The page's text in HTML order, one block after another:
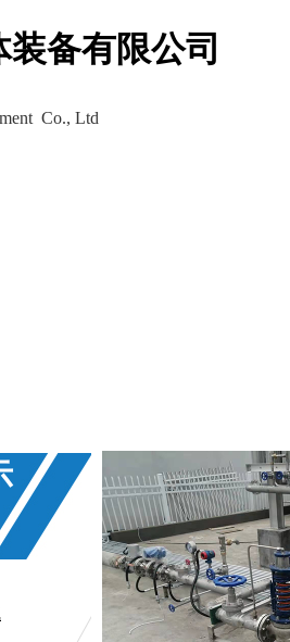
备有限公司
Co., Ltd